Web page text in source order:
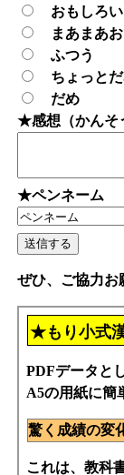
おもしろい
まあまあお
ふつう
ちょっと
だめ
★感想（かんそ
★ペンネーム
ぜひ、ご協力お